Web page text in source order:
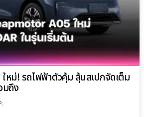
หม่! รถไฟฟ้าตัวคุ้ม ลุ้นสเปกจัดเต็ม
มถึง